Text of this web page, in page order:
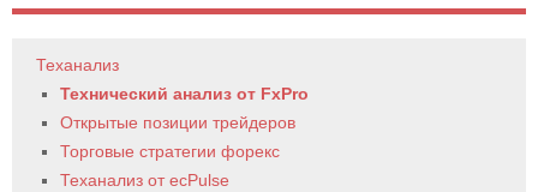
Теханализ
Технический анализ от FxPro
Открытые позиции трейдеров
Торговые стратегии форекс
Теханализ от ecPulse